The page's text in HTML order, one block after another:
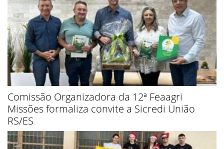
Comissão Organizadora da 12ª Feaagri
Missões formaliza convite a Sicredi União
RS/ES